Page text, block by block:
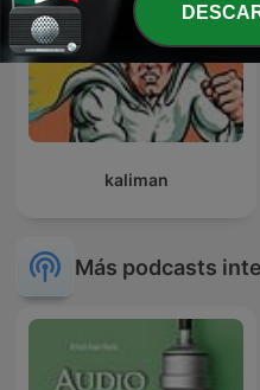
kaliman
Más podcasts